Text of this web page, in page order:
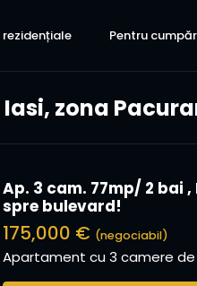
Pentru
zona
Ap. 3 cam. 77mp/ 2 bai
spre bulevard!
175,000 € (negociabil)
Apartament cu 3 camere de